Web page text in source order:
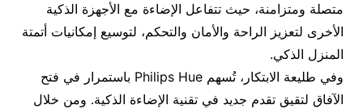
متصلة ومتزامنة، حيث تتفاعل الإضاءة مع الأجهزة الذكية
الأخرى لتعزيز الراحة والأمان والتحكم، لتوسيع إمكانيات أتمتة
المنزل الذكي.
وفي طليعة الابتكار، تُسهم Philips Hue باستمرار في فتح
الآفاق لتقيق تقدم جديد في تقنية الإضاءة الذكية. ومن خلال